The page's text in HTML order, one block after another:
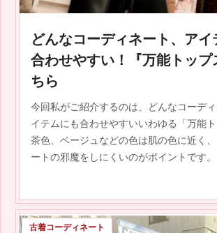
どんなコーディネート、アイ
合わせやすい！『万能トップ
ちら
今回私がご紹介するのは、どんなコーデ
イテムにも合わせやすいいわゆる「万能ト
茶色、ベージュなどの色は肌の色に近く
ートの邪魔をしにくいのがポイントです。
古着コーディネート